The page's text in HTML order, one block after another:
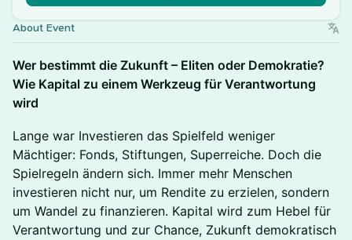
About Event
Wer bestimmt die Zukunft – Eliten oder Demokratie?
Wie Kapital zu einem Werkzeug für Verantwortung
wird
Lange war Investieren das Spielfeld weniger
Mächtiger: Fonds, Stiftungen, Superreiche. Doch die
Spielregeln ändern sich. Immer mehr Menschen
investieren nicht nur, um Rendite zu erzielen, sondern
um Wandel zu finanzieren. Kapital wird zum Hebel für
Verantwortung und zur Chance, Zukunft demokratisch